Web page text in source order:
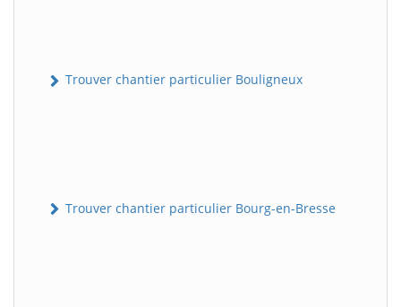
Trouver chantier particulier Bouligneux
Trouver chantier particulier Bourg-en-Bresse